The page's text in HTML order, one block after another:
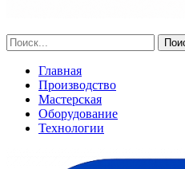
Главная
Производство
Мастерская
Оборудование
Технологии